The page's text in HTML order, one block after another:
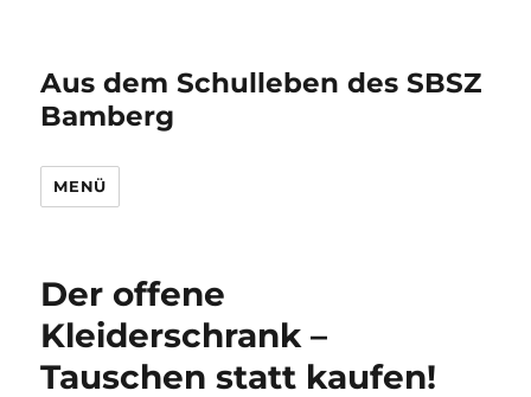
Aus dem Schulleben des SBSZ
Bamberg
MENÜ
Der offene
Kleiderschrank –
Tauschen statt kaufen!